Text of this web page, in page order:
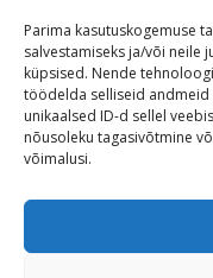
Parima kasutuskogemuse
salvestamiseks ja/või neile
küpsised. Nende
töödelda selliseid andmeid
unikaalsed ID-d sellel
nõusoleku tagasivõtmine
võimalusi.
Maitseelamused
Visit Tallinn